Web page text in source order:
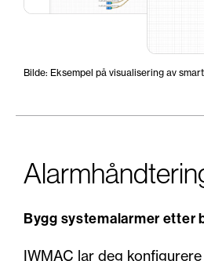
Bilde: Eksempel på visualisering av
Bygg systemalarmer etter
IWMAC lar deg